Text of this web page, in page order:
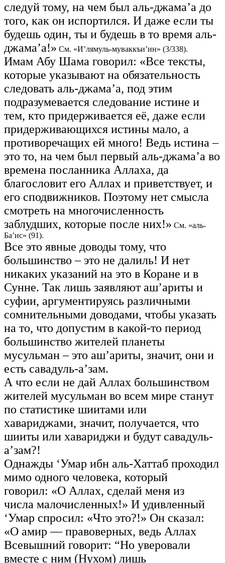
следуй тому, на чем был аль-джама’а до
того, как он испортился. И даже если ты
будешь один, ты и будешь в то время аль-
джама’а!» См. «И’лямуль-муваккъи’ин» (3/338).
Имам Абу Шама говорил: «Все тексты,
которые указывают на обязательность
следовать аль-джама’а, под этим
подразумевается следование истине и
тем, кто придерживается её, даже если
придерживающихся истины мало, а
противоречащих ей много! Ведь истина –
это то, на чем был первый аль-джама’а во
времена посланника Аллаха, да
благословит его Аллах и приветствует, и
его сподвижников. Поэтому нет смысла
смотреть на многочисленность
заблудших, которые после них!» См. «аль-
Ба’ис» (91).
Все это явные доводы тому, что
большинство – это не далиль! И нет
никаких указаний на это в Коране и в
Сунне. Так лишь заявляют аш’ариты и
суфии, аргументируясь различными
сомнительными доводами, чтобы указать
на то, что допустим в какой-то период
большинство жителей планеты
мусульман – это аш’ариты, значит, они и
есть савадуль-а’зам.
А что если не дай Аллах большинством
жителей мусульман во всем мире станут
по статистике шиитами или
хавариджами, значит, получается, что
шииты или хавариджи и будут савадуль-
а’зам?!
Однажды ‘Умар ибн аль-Хаттаб проходил
мимо одного человека, который
говорил: «О Аллах, сделай меня из
числа малочисленных!» И удивленный
‘Умар спросил: «Что это?!» Он сказал:
«О амир — правоверных, ведь Аллах
Всевышний говорит: “Но уверовали
вместе с ним (Нухом) лишь